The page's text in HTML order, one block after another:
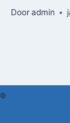
Door admin